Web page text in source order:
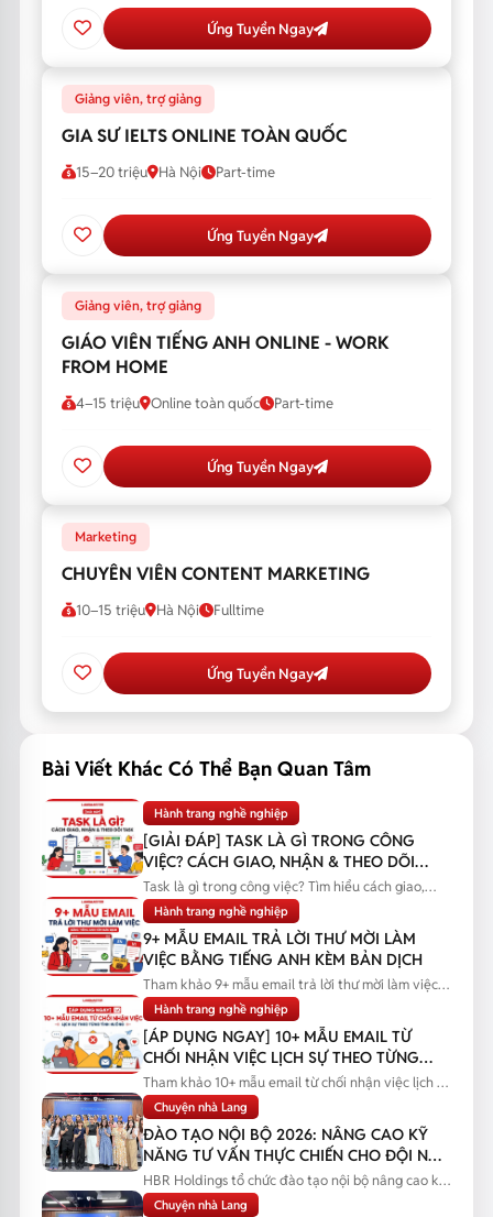
Ứng Tuyển Ngay
Giảng viên, trợ giảng
GIA SƯ IELTS ONLINE TOÀN QUỐC
15–20 triệu Hà Nội Part-time
Ứng Tuyển Ngay
Giảng viên, trợ giảng
GIÁO VIÊN TIẾNG ANH ONLINE - WORK
FROM HOME
4–15 triệu Online toàn quốc Part-time
Ứng Tuyển Ngay
Marketing
CHUYÊN VIÊN CONTENT MARKETING
10–15 triệu Hà Nội Fulltime
Ứng Tuyển Ngay
Bài Viết Khác Có Thể Bạn Quan Tâm
Hành trang nghề nghiệp
[GIẢI ĐÁP] TASK LÀ GÌ TRONG CÔNG
VIỆC? CÁCH GIAO, NHẬN & THEO DÕI
TASK
Task là gì trong công việc? Tìm hiểu cách giao,
nhận và theo dõi task...
Hành trang nghề nghiệp
9+ MẪU EMAIL TRẢ LỜI THƯ MỜI LÀM
VIỆC BẰNG TIẾNG ANH KÈM BẢN DỊCH
Tham khảo 9+ mẫu email trả lời thư mời làm việc
bằng tiếng Anh kèm bản...
Hành trang nghề nghiệp
[ÁP DỤNG NGAY] 10+ MẪU EMAIL TỪ
CHỐI NHẬN VIỆC LỊCH SỰ THEO TỪNG
TÌNH HUỐNG
Tham khảo 10+ mẫu email từ chối nhận việc lịch sự
theo từng tình huống...
Chuyện nhà Lang
ĐÀO TẠO NỘI BỘ 2026: NÂNG CAO KỸ
NĂNG TƯ VẤN THỰC CHIẾN CHO ĐỘI NGŨ
SALES
HBR Holdings tổ chức đào tạo nội bộ nâng cao kỹ
năng tư vấn thực chiến...
Chuyện nhà Lang